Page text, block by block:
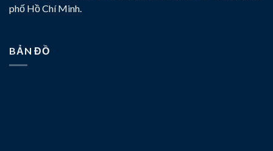
phố Hồ Chí Minh.
BẢN ĐỒ